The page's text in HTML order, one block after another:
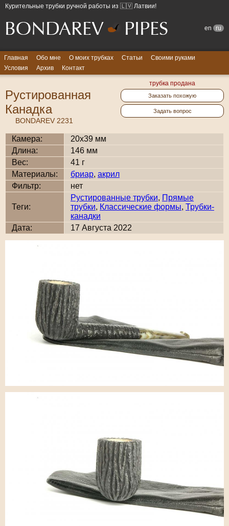
Курительные трубки ручной работы из 🇱🇻 Латвии!
en ru
Главная Обо мне О моих трубках Статьи
Своими руками
Условия
Архив Контакт
трубка продана
Заказать похожую
Задать вопрос
Рустированная
Канадка
BONDAREV 2231
Камера:
20x39 мм
Длина:
146 мм
Вес:
41 г
Материалы:
бриар, акрил
Фильтр:
нет
Теги:
Рустированные трубки, Прямые
трубки, Классические формы, Трубки-
канадки
Дата:
17 Августа 2022